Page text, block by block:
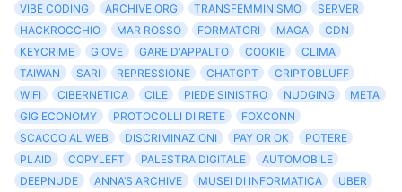
VIBE CODING
ARCHIVE.ORG TRANSFEMMINISMO
SERVER
HACKROCCHIO
MAR ROSSO FORMATORI MAGA
CDN
KEYCRIME
GIOVE GARE D'APPALTO COOKIE
CLIMA
TAIWAN
SARI REPRESSIONE CHATGPT
CRIPTOBLUFF
WIFI
CIBERNETICA CILE PIEDE SINISTRO NUDGING
META
GIG ECONOMY
PROTOCOLLI DI RETE
FOXCONN
SCACCO AL WEB
DISCRIMINAZIONI PAY OR OK
POTERE
PLAID
COPYLEFT PALESTRA DIGITALE
AUTOMOBILE
DEEPNUDE
ANNA’S ARCHIVE MUSEI DI INFORMATICA
UBER